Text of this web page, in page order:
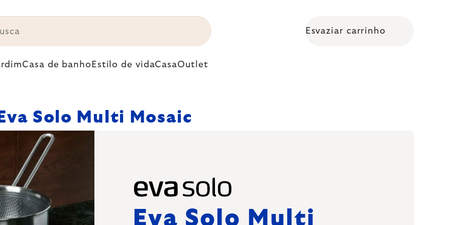
Esvaziar carrinho
Casa de banho Estilo de vidaCasaOutlet
Eva Solo Multi Mosaic
Eva Solo Multi